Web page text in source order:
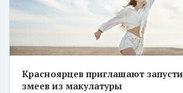
Красноярцев приглашают
змеев из макулатуры